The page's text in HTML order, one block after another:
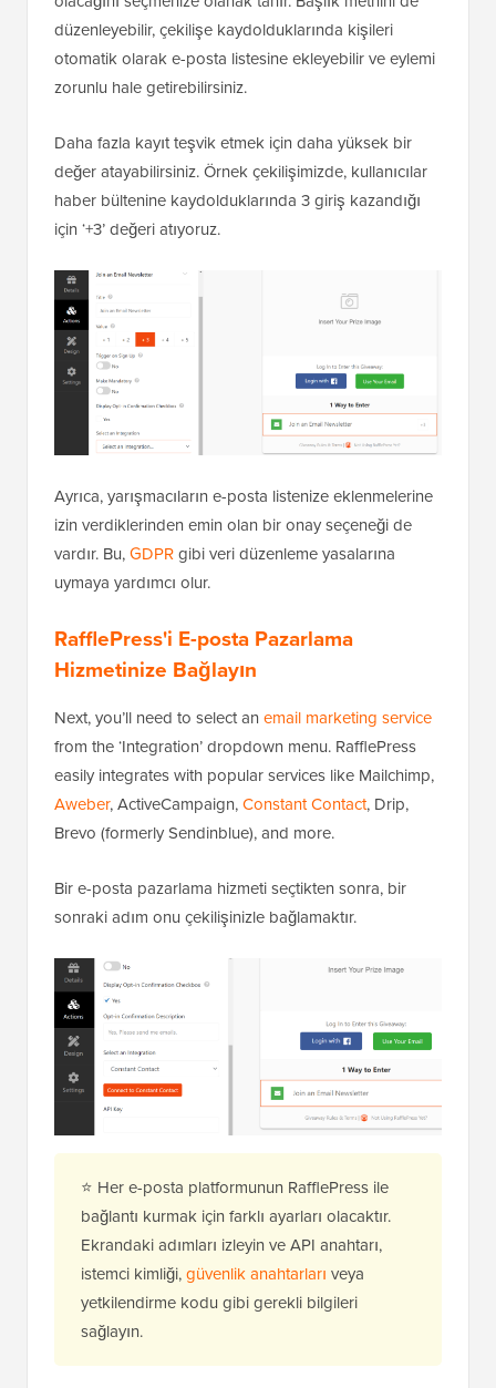
düzenleyebilir, çekilişe kaydolduklarında kişileri
otomatik olarak e-posta listesine ekleyebilir ve eylemi
zorunlu hale getirebilirsiniz.
Daha fazla kayıt teşvik etmek için daha yüksek bir
değer atayabilirsiniz. Örnek çekilişimizde, kullanıcılar
haber bültenine kaydolduklarında 3 giriş kazandığı
için ‘+3’ değeri atıyoruz.
Ayrıca, yarışmacıların e-posta listenize eklenmelerine
izin verdiklerinden emin olan bir onay seçeneği de
vardır. Bu,GDPRgibi veri düzenleme yasalarına
uymaya yardımcı olur.
RafflePress'i E-posta Pazarlama
Hizmetinize Bağlayın
Next, you’ll need to select an email marketing service
from the ‘Integration’ dropdown menu. RafflePress
easily integrates with popular services like Mailchimp,
Aweber, ActiveCampaign,Constant Contact, Drip,
Brevo (formerly Sendinblue), and more.
Bir e-posta pazarlama hizmeti seçtikten sonra, bir
sonraki adım onu çekilişinizle bağlamaktır.
⭐ Her e-posta platformunun RafflePress ile
bağlantı kurmak için farklı ayarları olacaktır.
Ekrandaki adımları izleyin ve API anahtarı,
istemci kimliği,güvenlik anahtarları veya
yetkilendirme kodu gibi gerekli bilgileri
sağlayın.